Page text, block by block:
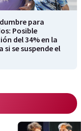
para
Posible
del 34% en la
si se suspende el